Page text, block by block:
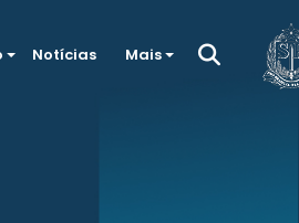
Notícias Mais